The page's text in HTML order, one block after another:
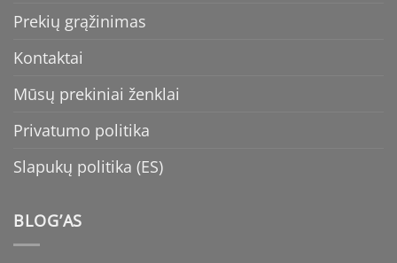
Prekių grąžinimas
Kontaktai
Mūsų prekiniai ženklai
Privatumo politika
Slapukų politika (ES)
BLOG’AS